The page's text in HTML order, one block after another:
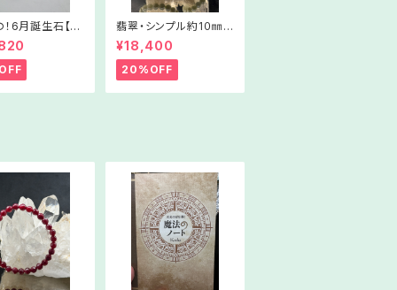
！6月誕生石【南
スピネルネック
Nc03-52506
翡翠・シンプル約1０㎜ブ
レスレット【Sサイズ】W
SJ1001‐617042
¥18,400
20%OFF